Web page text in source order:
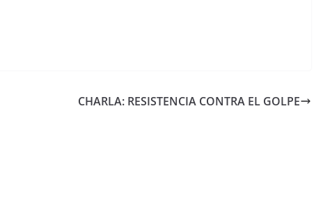
CHARLA: RESISTENCIA CONTRA EL GOLPE